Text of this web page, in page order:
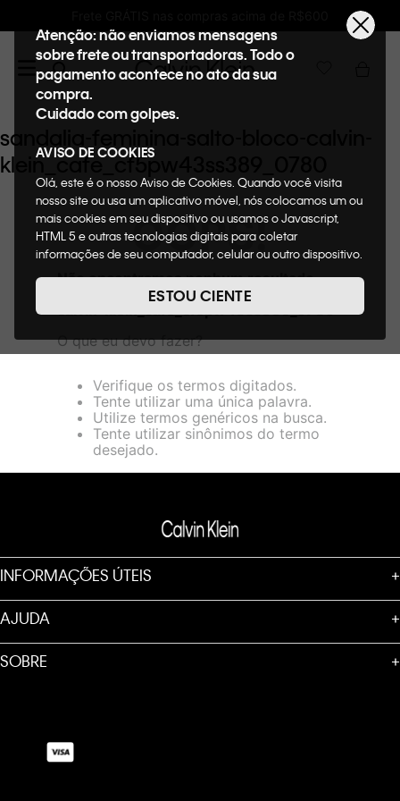
Atenção: não enviamos mensagens
sobre frete ou transportadoras. Todo o
pagamento acontece no ato da sua
compra.
Cuidado com golpes.
AVISO DE COOKIES
Olá, este é o nosso Aviso de Cookies. Quando você visita
nosso site ou usa um aplicativo móvel, nós colocamos um ou
mais cookies em seu dispositivo ou usamos o Javascript,
HTML 5 e outras tecnologias digitais para coletar
informações de seu computador, celular ou outro dispositivo.
de cookies, informaremos quais cookies usaremos e quais
suas funções. A forma como processamos os dados
nosso Aviso de Privacidade. Quando você visita nosso site,
fornecer a você toda a funcionalidade do site, incluindo,
entre outros, a capacidade de comprar um item em nossa
loja virtual. Para maiores informações sobre o nosso aviso de
Cookies acesse o link.
ESTOU CIENTE
sandalia-feminina-salto-bloco-calvin-
klein_cafe_cf5pw43ss389_0780
OOPS!
Não encontramos nenhum resultado
sandalia-feminina-salto-bloco-
calvin-klein_cafe_cf5pw43ss389_0780"
O que eu devo fazer?
Verifique os termos digitados.
Tente utilizar uma única palavra.
Utilize termos genéricos na busca.
Tente utilizar sinônimos do termo
desejado.
INFORMAÇÕES ÚTEIS +
AJUDA +
SOBRE +